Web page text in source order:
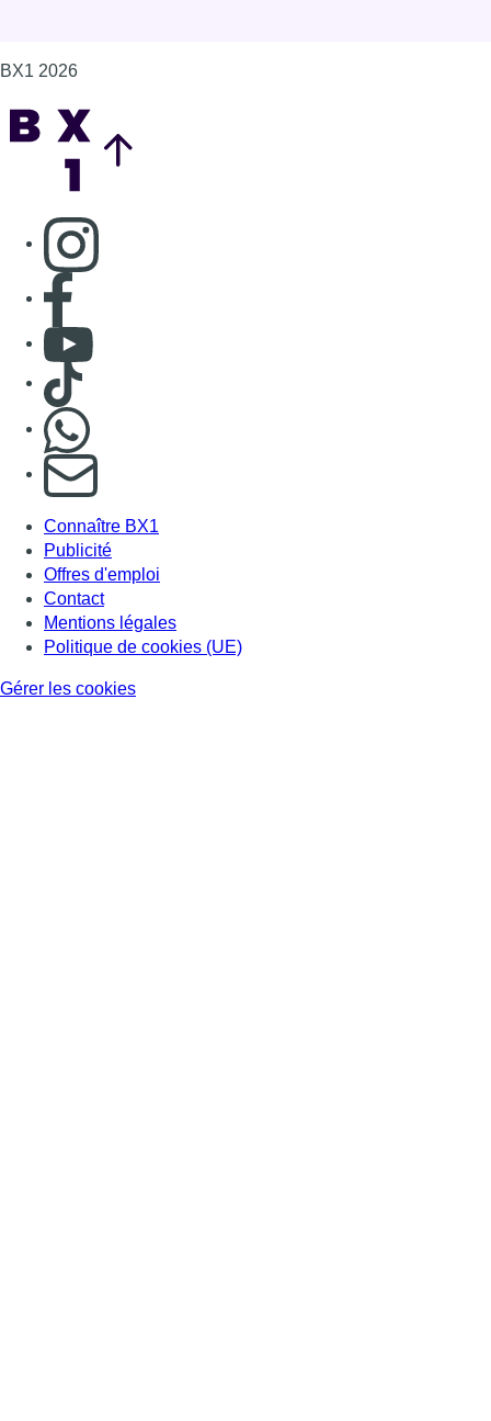
BX1 2026
Consulter page Instagram
Consulter page Facebook
Consulter Youtube
Consulter TikTok
S'abonner à notre newsletter
Connaître BX1
Publicité
Offres d'emploi
Contact
Mentions légales
Politique de cookies (UE)
Gérer les cookies